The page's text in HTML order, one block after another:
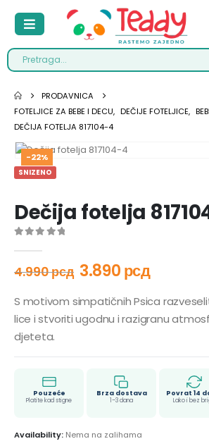
PRODAVNICA
FOTELJICE ZA BEBE I DECU, DEČIJE FOTELJICE,
DEČIJA FOTELJA 817104-4
-22%
SNIZENO
Dečija fotelja
4.990рсд 3.890рсд
S motivom simpatičnih Psica
lice i stvoriti ugodnu i razigranu
djeteta.
Pouzeće
Platite kad stigne
Brza dostava
1–3 dana
Povrat 14
Lako i bez
Availability: Nema na zalihama